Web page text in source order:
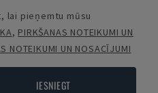
lai pieņemtu mūsu
, PIRKŠANAS NOTEIKUMI UN
NOTEIKUMI UN NOSACĪJUMI
IESNIEGT